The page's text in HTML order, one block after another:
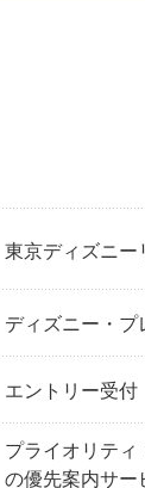
東京ディズニー
ディズニー・プ
エントリー受付
プライオリテ
の優先案内サー